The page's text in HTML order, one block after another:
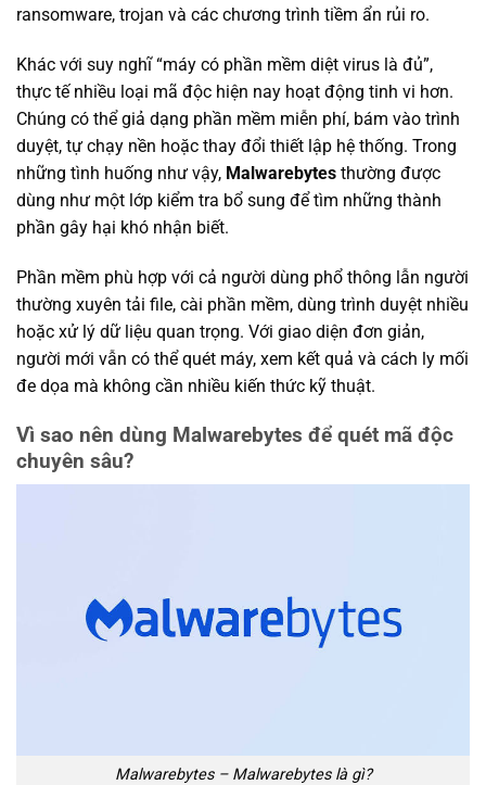
ransomware, trojan và các chương trình tiềm ẩn rủi ro.
Khác với suy nghĩ “máy có phần mềm diệt virus là đủ”,
thực tế nhiều loại mã độc hiện nay hoạt động tinh vi hơn.
Chúng có thể giả dạng phần mềm miễn phí, bám vào trình
duyệt, tự chạy nền hoặc thay đổi thiết lập hệ thống. Trong
những tình huống như vậy, Malwarebytes thường được
dùng như một lớp kiểm tra bổ sung để tìm những thành
phần gây hại khó nhận biết.
Phần mềm phù hợp với cả người dùng phổ thông lẫn người
thường xuyên tải file, cài phần mềm, dùng trình duyệt nhiều
hoặc xử lý dữ liệu quan trọng. Với giao diện đơn giản,
người mới vẫn có thể quét máy, xem kết quả và cách ly mối
đe dọa mà không cần nhiều kiến thức kỹ thuật.
Vì sao nên dùng Malwarebytes để quét mã độc
chuyên sâu?
Malwarebytes – Malwarebytes là gì?